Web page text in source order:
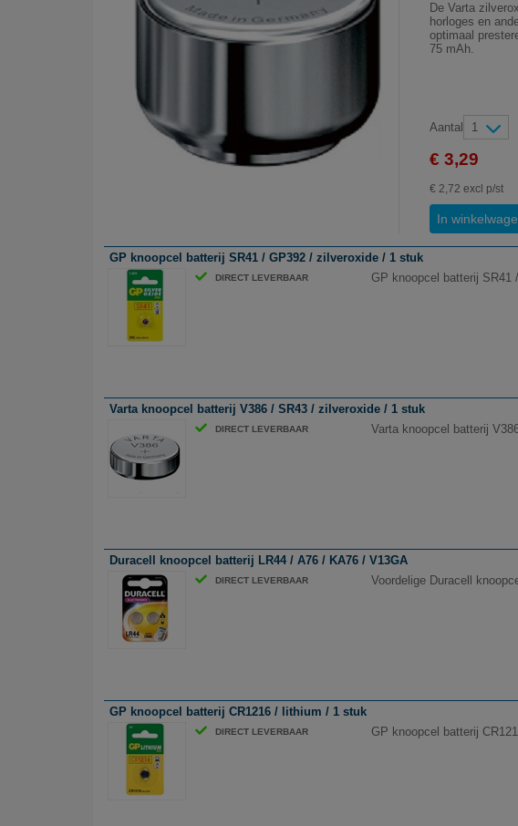
De Varta
horloges en
optimaal
75 mAh.
Aantal 1
€ 3,29
€ 2,72 excl p/st
In
GP knoopcel batterij SR41 / GP392 / zilveroxide / 1 stuk
DIRECT LEVERBAAR GP knoopcel batterij
Varta knoopcel batterij V386 / SR43 / zilveroxide / 1 stuk
DIRECT LEVERBAAR Varta knoopcel batterij
Duracell knoopcel batterij LR44 / A76 / KA76 / V13GA
DIRECT LEVERBAAR Voordelige Duracell
GP knoopcel batterij CR1216 / lithium / 1 stuk
DIRECT LEVERBAAR GP knoopcel batterij